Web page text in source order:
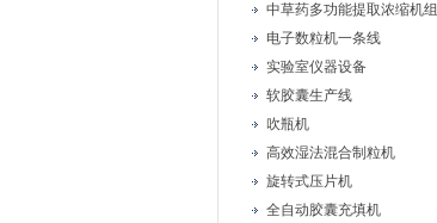
中草药多功能提取浓缩机组
电子数粒机一条线
实验室仪器设备
软胶囊生产线
吹瓶机
高效湿法混合制粒机
旋转式压片机
全自动胶囊充填机